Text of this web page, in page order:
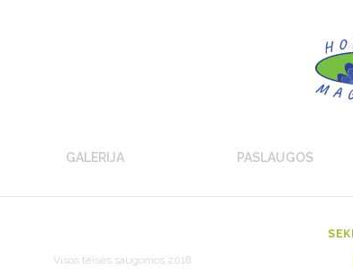
GALERIJA PASLAUGOS
Visos teisės saugomos 2018